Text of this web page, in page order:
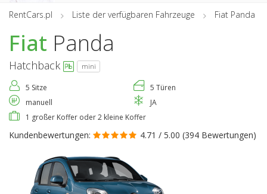
RentCars.pl Liste der verfügbaren Fahrzeuge Fiat Panda
Fiat Panda
Hatchback mini
5 Sitze
5 Türen
manuell
JA
1 großer Koffer oder 2 kleine Koffer
Kundenbewertungen: 4.71 / 5.00 (394 Bewertungen)